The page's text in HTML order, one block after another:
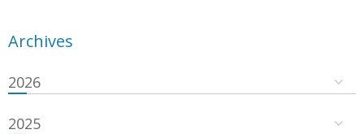
Archives
2026
2025